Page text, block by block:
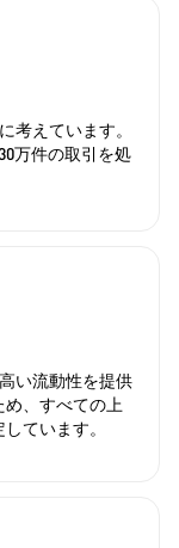
考えています。
万件の取引を処
い流動性を提供
め、すべての上
ています。